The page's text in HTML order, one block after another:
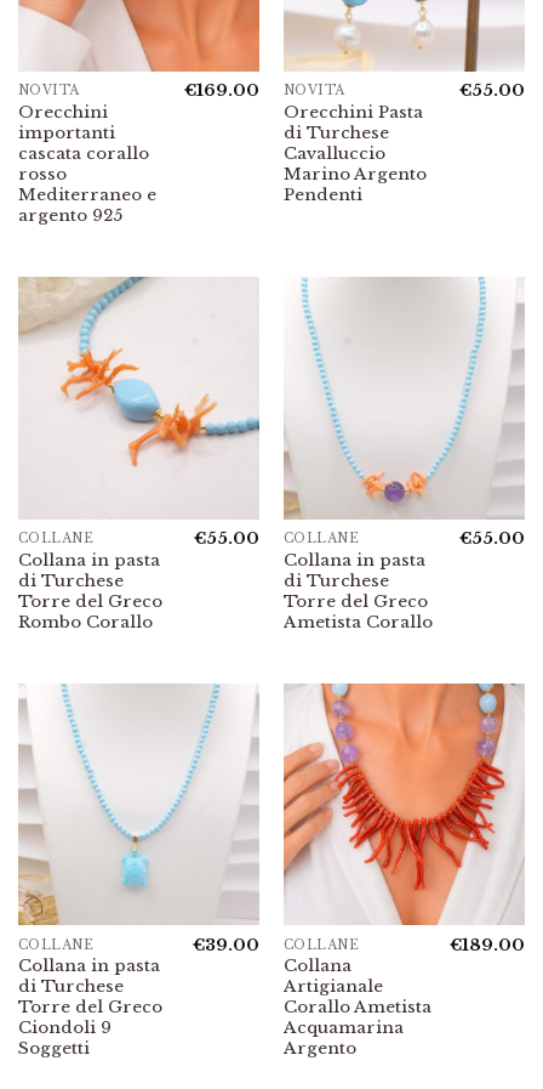
NOVITÀ
Orecchini
importanti
cascata corallo
rosso
Mediterraneo e
argento 925
€169.00 NOVITÀ
Orecchini Pasta
di Turchese
Cavalluccio
Marino Argento
Pendenti
€55.00
COLLANE
Collana in pasta
di Turchese
Torre del Greco
Rombo Corallo
€55.00 COLLANE
Collana in pasta
di Turchese
Torre del Greco
Ametista Corallo
€55.00
COLLANE
Collana in pasta
di Turchese
Torre del Greco
Ciondoli 9
Soggetti
€39.00 COLLANE
Collana
Artigianale
Corallo Ametista
Acquamarina
Argento
€189.00